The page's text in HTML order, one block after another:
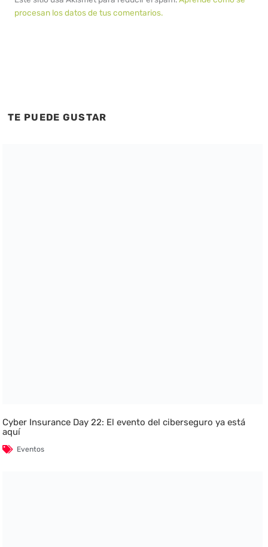
procesan los datos de tus comentarios.
TE PUEDE GUSTAR
Cyber Insurance Day 22: El evento del ciberseguro ya está
aquí
Eventos